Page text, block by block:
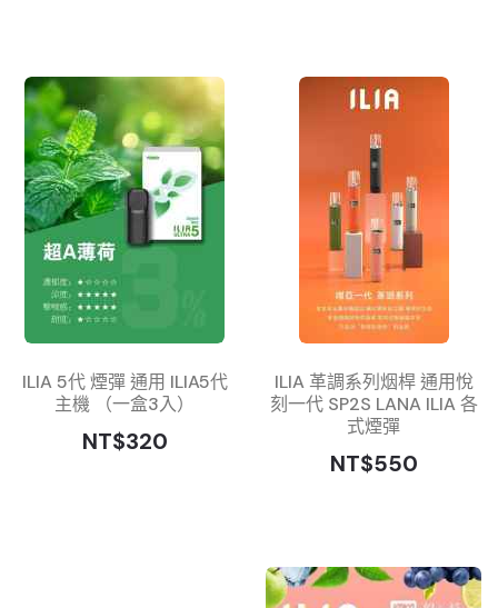
ILIA 5代 煙彈 通用 ILIA5代
主機 （一盒3入）
NT$320
ILIA 革調系列烟桿 通用悅
刻一代 SP2S LANA ILIA 各
式煙彈
NT$550